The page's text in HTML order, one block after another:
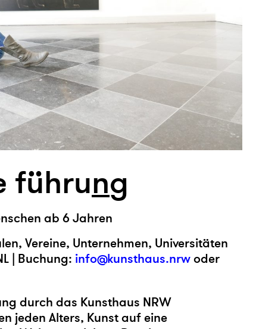
führung
ab 6 Jahren
Vereine, Unternehmen, Universitäten
| Buchung: info@kunsthaus.nrwoder
durch das Kunsthaus NRW
jeden Alters, Kunst auf eine